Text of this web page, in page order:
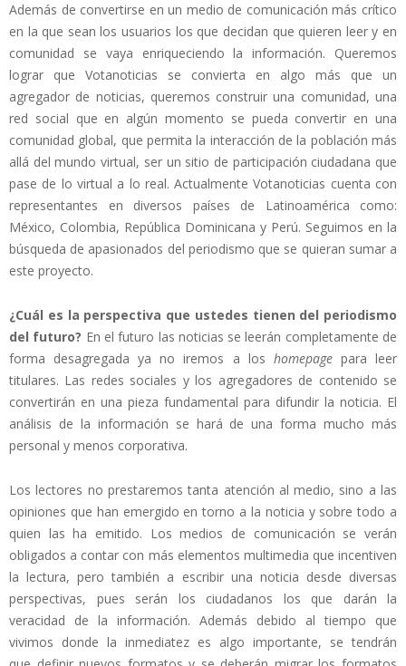
Además de convertirse en un medio de comunicación más crítico
en la que sean los usuarios los que decidan que quieren leer y en
comunidad se vaya enriqueciendo la información. Queremos
lograr que Votanoticias se convierta en algo más que un
agregador de noticias, queremos construir una comunidad, una
red social que en algún momento se pueda convertir en una
comunidad global, que permita la interacción de la población más
allá del mundo virtual, ser un sitio de participación ciudadana que
pase de lo virtual a lo real. Actualmente Votanoticias cuenta con
representantes en diversos países de Latinoamérica como:
México, Colombia, República Dominicana y Perú. Seguimos en la
búsqueda de apasionados del periodismo que se quieran sumar a
este proyecto.
¿Cuál es la perspectiva que ustedes tienen del periodismo
del futuro? En el futuro las noticias se leerán completamente de
forma desagregada ya no iremos a los homepagepara leer
titulares. Las redes sociales y los agregadores de contenido se
convertirán en una pieza fundamental para difundir la noticia. El
análisis de la información se hará de una forma mucho más
personal y menos corporativa.
Los lectores no prestaremos tanta atención al medio, sino a las
opiniones que han emergido en torno a la noticia y sobre todo a
quien las ha emitido. Los medios de comunicación se verán
obligados a contar con más elementos multimedia que incentiven
la lectura, pero también a escribir una noticia desde diversas
perspectivas, pues serán los ciudadanos los que darán la
veracidad de la información. Además debido al tiempo que
vivimos donde la inmediatez es algo importante, se tendrán